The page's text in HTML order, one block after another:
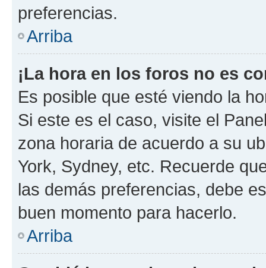
preferencias.
Arriba
¡La hora en los foros no es
Es posible que esté viendo la
Si este es el caso, visite el
zona horaria de acuerdo a su
York, Sydney, etc. Recuerde
las demás preferencias, debe
buen momento para hacerlo.
Arriba